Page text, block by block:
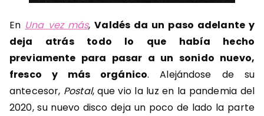
En Una vez más,Valdés da un paso adelante y
deja atrás todo lo que había hecho
previamente para pasar a un sonido nuevo,
fresco y más orgánico. Alejándose de su
antecesor, Postal, que vio la luz en la pandemia del
2020, su nuevo disco deja un poco de lado la parte